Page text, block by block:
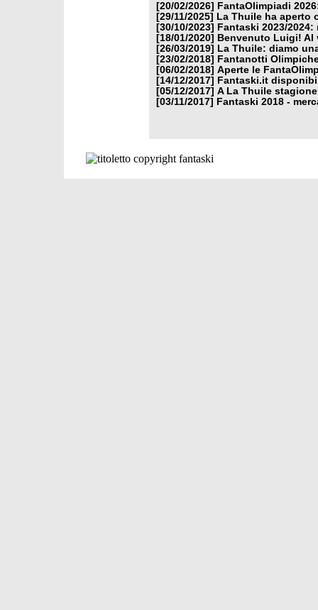
[20/02/2026]
FantaOlimpiadi
[29/11/2025]
La Thuile ha aperto
[30/10/2023]
Fantaski 2023/
[18/01/2020]
Benvenuto Luigi! Al
[26/03/2019]
La Thuile: diamo
[23/02/2018]
Fantanotti
[06/02/2018] Aperte le
[14/12/2017]
Fantaski.it
[05/12/2017] A La Thuile
[03/11/2017]
Fantaski 2018 -